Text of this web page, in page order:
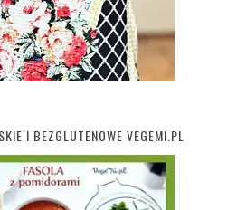
I BEZGLUTENOWE VEGEMI.PL